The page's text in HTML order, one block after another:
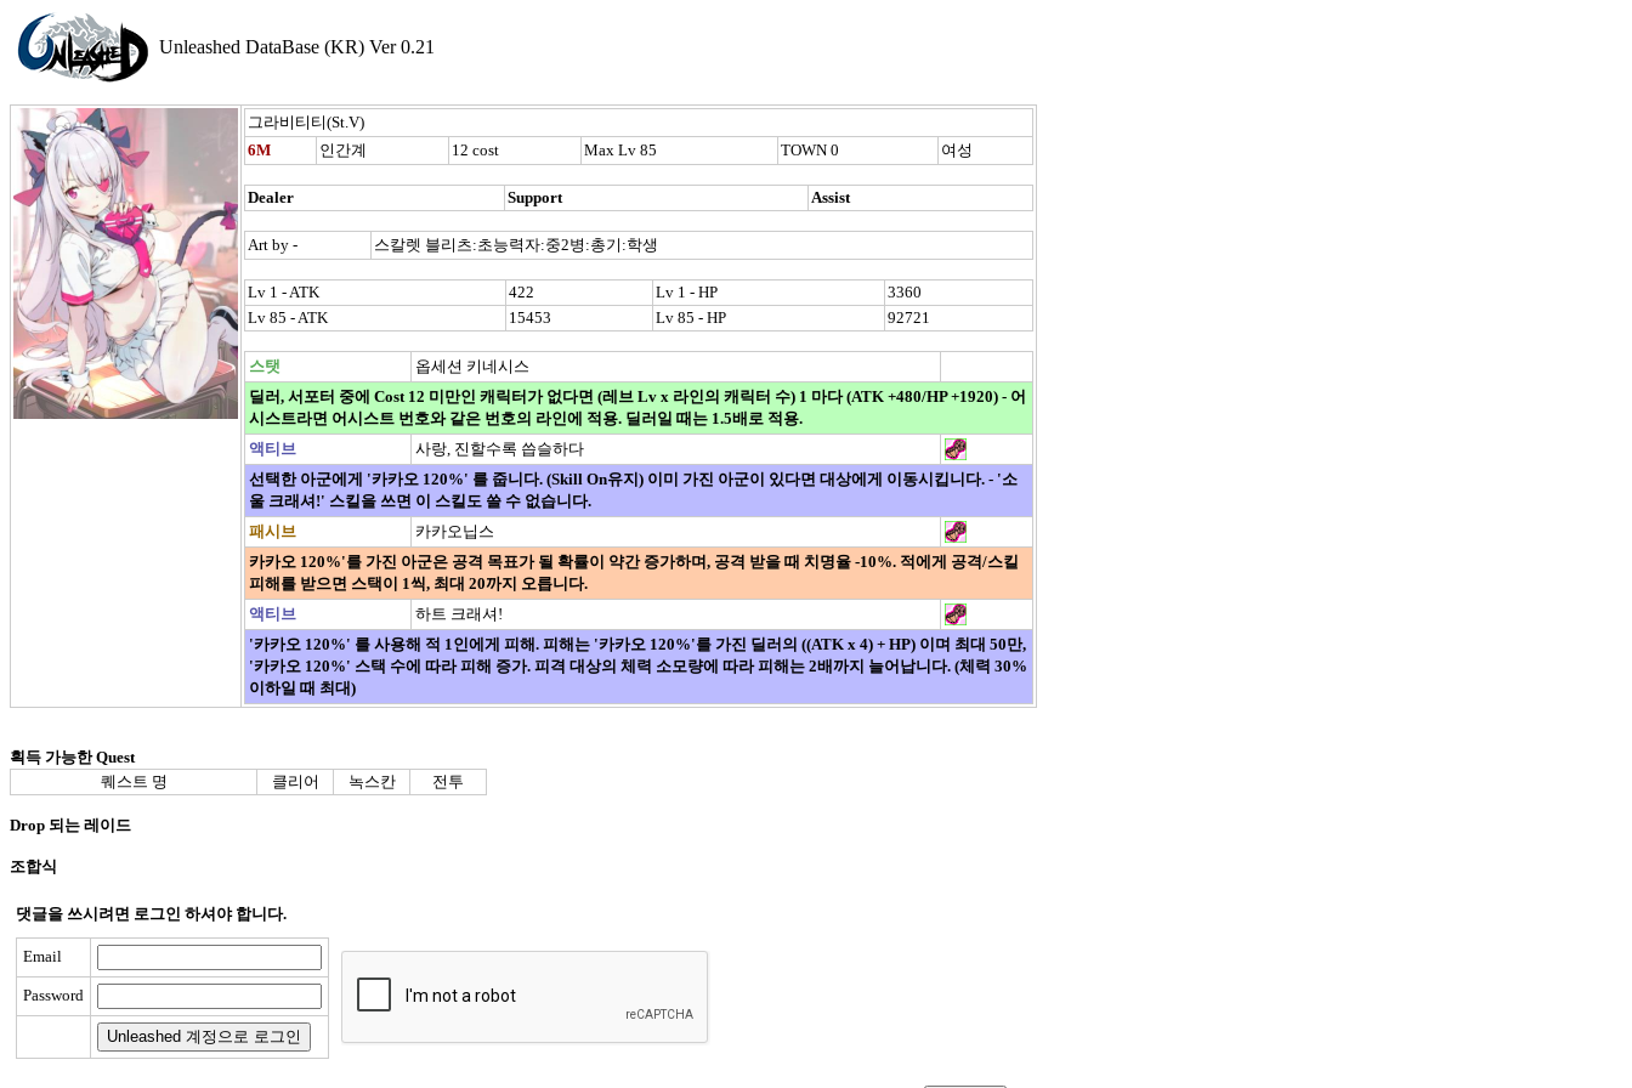
Unleashed DataBase (KR) Ver 0.21
그라비티티(St.V)
6M
인간계 12 cost Max Lv 85 TOWN 0 여성
Dealer Support Assist
Art by - 스칼렛 블리츠:초능력자:중2병:총기:학생
Lv 1 - ATK 422 Lv 1 - HP
3360
Lv 85 - ATK
15453 Lv 85 - HP 92721
스탯
옵세션 키네시스
딜러, 서포터 중에 Cost 12 미만인 캐릭터가 없다면 (레브 Lv x 라인의 캐릭터 수) 1 마다 (ATK +480/HP +1920) - 어
시스트라면 어시스트 번호와 같은 번호의 라인에 적용. 딜러일 때는 1.5배로 적용.
액티브
사랑, 진할수록 씁슬하다
선택한 아군에게 '카카오 120%' 를 줍니다. (Skill On유지) 이미 가진 아군이 있다면 대상에게 이동시킵니다. - '소
울 크래셔!' 스킬을 쓰면 이 스킬도 쓸 수 없습니다.
패시브
카카오닙스
카카오 120%'를 가진 아군은 공격 목표가 될 확률이 약간 증가하며, 공격 받을 때 치명율 -10%. 적에게 공격/스킬
피해를 받으면 스택이 1씩, 최대 20까지 오릅니다.
액티브
하트 크래셔!
'카카오 120%' 를 사용해 적 1인에게 피해. 피해는 '카카오 120%'를 가진 딜러의 ((ATK x 4) + HP) 이며 최대 50만,
'카카오 120%' 스택 수에 따라 피해 증가. 피격 대상의 체력 소모량에 따라 피해는 2배까지 늘어납니다. (체력 30%
이하일 때 최대)
획득 가능한 Quest
퀘스트 명
클리어 녹스칸 전투
Drop 되는 레이드
조합식
댓글을 쓰시려면 로그인 하셔야 합니다.
Email
Password